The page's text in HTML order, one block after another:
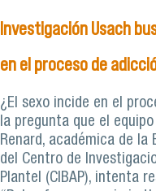
las
Investigación Usach
en el proceso de
¿El sexo incide en el
la pregunta que el
Renard, académica de
del Centro de
Plantel (CIBAP), intenta